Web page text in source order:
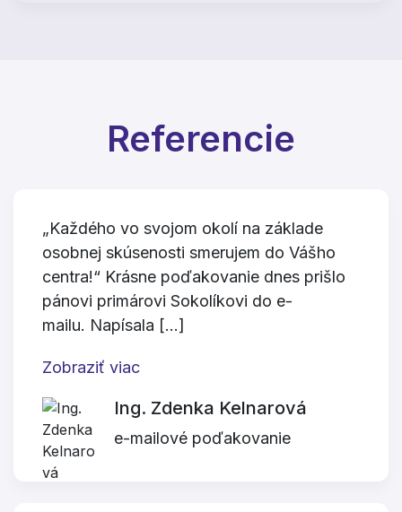
Referencie
„Každého vo svojom okolí na základe
osobnej skúsenosti smerujem do Vášho
centra!“ Krásne poďakovanie dnes prišlo
pánovi primárovi Sokolíkovi do e-
mailu. Napísala […]
Zobraziť viac
Ing. Zdenka Kelnarová
e-mailové poďakovanie